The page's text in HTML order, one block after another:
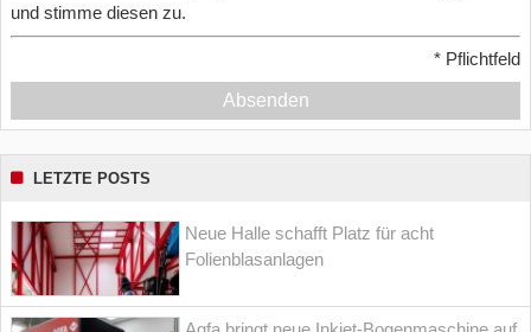
und stimme diesen zu.
* Pflichtfeld
Absenden
LETZTE POSTS
Neue Halle schafft Platz für acht
Folienblasanlagen